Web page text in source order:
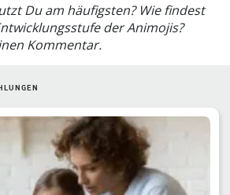
Du am häufigsten? Wie findest
der Animojis?
Kommentar.